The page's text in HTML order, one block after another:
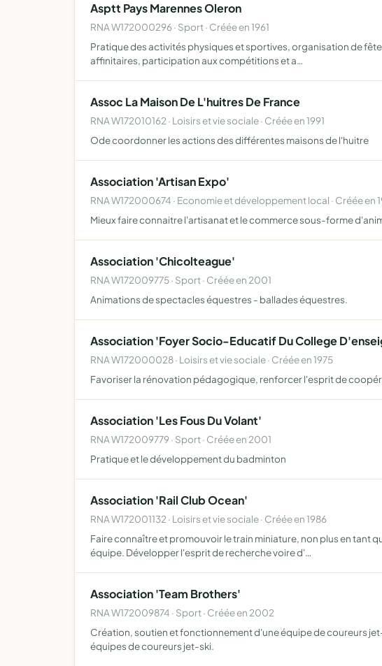
Asptt Pays Marennes Oleron
RNA W172000296 · Sport · Créée en 1961
Pratique des activités physiques et sportives, organisation de
affinitaires, participation aux compétitions et a…
Assoc La Maison De L'huitres De France
RNA W172010162 · Loisirs et vie sociale · Créée en 1991
Ode coordonner les actions des différentes maisons de l'huitre
Association 'Artisan Expo'
RNA W172000674 · Economie et développement local · Créée en
Mieux faire connaitre l'artisanat et le commerce sous-forme
Association 'Chicolteague'
RNA W172009775 · Sport · Créée en 2001
Animations de spectacles équestres - ballades équestres.
Association 'Foyer Socio-Educatif Du College
RNA W172000028 · Loisirs et vie sociale · Créée en 1975
Favoriser la rénovation pédagogique, renforcer l'esprit de
Association 'Les Fous Du Volant'
RNA W172009779 · Sport · Créée en 2001
Pratique et le développement du badminton
Association 'Rail Club Ocean'
RNA W172001132 · Loisirs et vie sociale · Créée en 1986
Faire connaître et promouvoir le train miniature, non plus en tant
équipe. Développer l'esprit de recherche voire d'…
Association 'Team Brothers'
RNA W172009874 · Sport · Créée en 2002
Création, soutien et fonctionnement d'une équipe de coureurs
équipes de coureurs jet-ski.